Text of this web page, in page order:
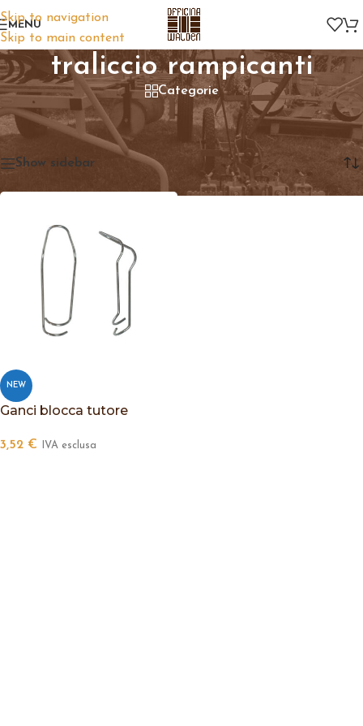
Skip to navigation
Skip to main content
MENU
traliccio rampicanti
Categorie
Home/Prodotti taggati “traliccio rampicanti”
Visualizzazione del risultato
Show sidebar
NEW
Ganci blocca tutore
3,52 € IVA esclusa